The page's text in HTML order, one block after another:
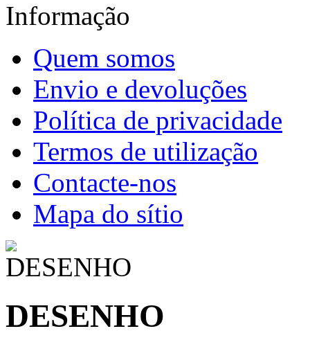
Informação
Quem somos
Envio e devoluções
Política de privacidade
Termos de utilização
Contacte-nos
Mapa do sítio
DESENHO